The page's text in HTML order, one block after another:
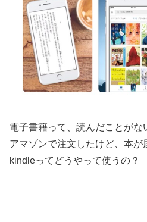
電子書籍って、読んだことがな
アマゾンで注文したけど、本が
kindleってどうやって使うの？